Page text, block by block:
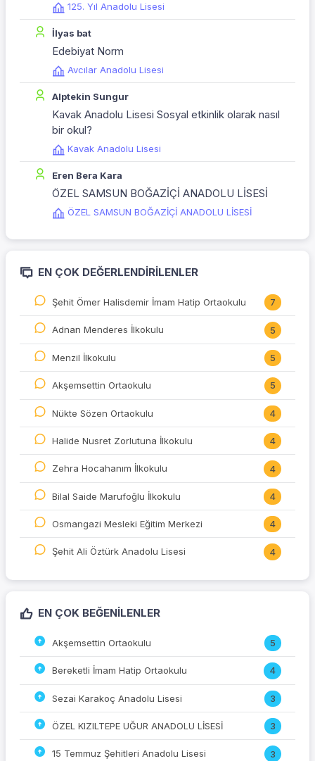
125. Yıl Anadolu Lisesi
İlyas bat
Edebiyat Norm
Avcılar Anadolu Lisesi
Alptekin Sungur
Kavak Anadolu Lisesi Sosyal etkinlik olarak nasıl
bir okul?
Kavak Anadolu Lisesi
Eren Bera Kara
ÖZEL SAMSUN BOĞAZİÇİ ANADOLU LİSESİ
ÖZEL SAMSUN BOĞAZİÇİ ANADOLU LİSESİ
EN ÇOK DEĞERLENDIRILENLER
Şehit Ömer Halisdemir İmam Hatip Ortaokulu 7
Adnan Menderes İlkokulu 5
Menzil İlkokulu 5
Akşemsettin Ortaokulu 5
Nükte Sözen Ortaokulu 4
Halide Nusret Zorlutuna İlkokulu 4
Zehra Hocahanım İlkokulu 4
Bilal Saide Marufoğlu İlkokulu 4
Osmangazi Mesleki Eğitim Merkezi 4
Şehit Ali Öztürk Anadolu Lisesi 4
EN ÇOK BEĞENILENLER
Akşemsettin Ortaokulu 5
Bereketli İmam Hatip Ortaokulu 4
Sezai Karakoç Anadolu Lisesi 3
ÖZEL KIZILTEPE UĞUR ANADOLU LİSESİ 3
15 Temmuz Şehitleri Anadolu Lisesi 3